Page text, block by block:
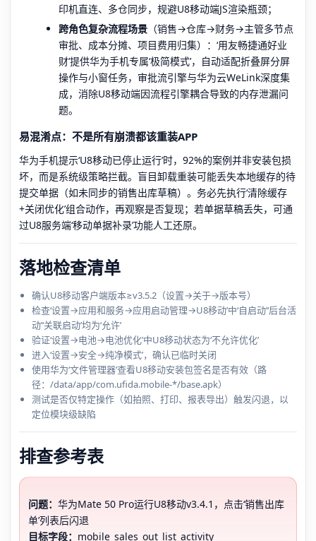
印机直连、多仓同步，规避U8移动端JS渲染瓶颈；
跨角色复杂流程场景 （销售→仓库→财务→主管多节点
审批、成本分摊、项目费用归集）：‘用友畅捷通好业
财’提供华为手机专属‘极简模式’，自动适配折叠屏分屏
操作与小窗任务，审批流引擎与华为云WeLink深度集
成，消除U8移动端因流程引擎耦合导致的内存泄漏问
题。
易混淆点：不是所有崩溃都该重装APP
华为手机提示‘U8移动已停止运行’时，92%的案例并非安装包损
坏，而是系统级策略拦截。盲目卸载重装可能丢失本地缓存的待
提交单据（如未同步的销售出库草稿）。务必先执行‘清除缓存
+关闭优化’组合动作，再观察是否复现；若单据草稿丢失，可通
过U8服务端‘移动单据补录’功能人工还原。
落地检查清单
确认U8移动客户端版本≥v3.5.2（设置→关于→版本号）
检查‘设置→应用和服务→应用启动管理→U8移动’中‘自启动’‘后台活
动’‘关联启动’均为‘允许’
验证‘设置→电池→电池优化’中U8移动状态为‘不允许优化’
进入‘设置→安全→纯净模式’，确认已临时关闭
使用华为‘文件管理器’查看U8移动安装包签名是否有效（路
径：/data/app/com.ufida.mobile-*/base.apk）
测试是否仅特定操作（如拍照、打印、报表导出）触发闪退，以
定位模块级缺陷
排查参考表
问题： 华为Mate 50 Pro运行U8移动v3.4.1，点击‘销售出库
单’列表后闪退
目标字段： mobile_sales_out_list_activity